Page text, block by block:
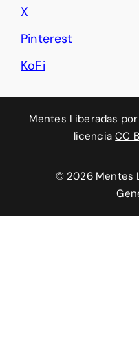
X
Pinterest
KoFi
Mentes Liberadas
licenciaCC
© 2026 Mentes